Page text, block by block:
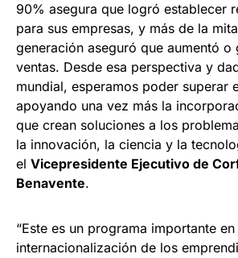
90% asegura que logró establecer
para sus empresas, y más de la
generación aseguró que aumentó o
ventas. Desde esa perspectiva y
mundial, esperamos poder superar
apoyando una vez más la
que crean soluciones a los
la innovación, la ciencia y la
el Vicepresidente Ejecutivo de
Benavente.
“Este es un programa importante en
internacionalización de los